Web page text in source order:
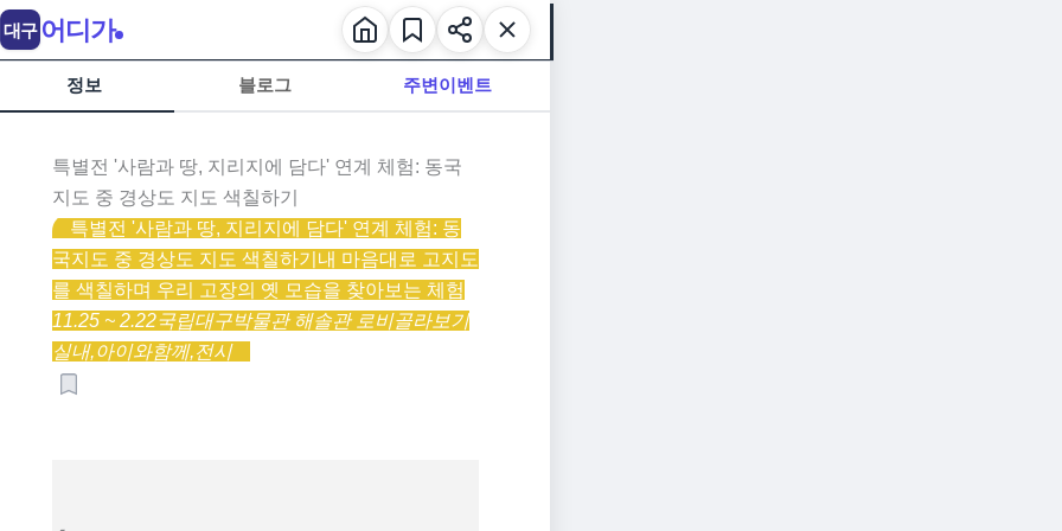
정보 블로그 주변이벤트
특별전 '사람과 땅, 지리지에 담다' 연계 체험: 동국
지도 중 경상도 지도 색칠하기
특별전 '사람과 땅, 지리지에 담다' 연계 체험: 동
국지도 중 경상도 지도 색칠하기 내 마음대로 고지도
를 색칠하며 우리 고장의 옛 모습을 찾아보는 체험
11.25 ~ 2.22국립대구박물관 해솔관 로비골라보기
실내,아이와함께,전시
대구 어디가